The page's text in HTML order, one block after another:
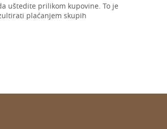
uštedite prilikom kupovine. To je
plaćanjem skupih